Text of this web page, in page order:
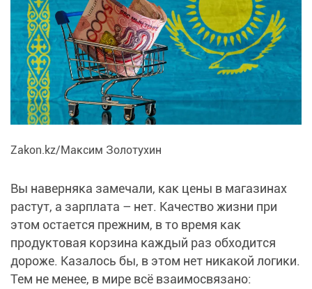
Zakon.kz/Максим Золотухин
Вы наверняка замечали, как цены в магазинах
растут, а зарплата – нет. Качество жизни при
этом остается прежним, в то время как
продуктовая корзина каждый раз обходится
дороже. Казалось бы, в этом нет никакой логики.
Тем не менее, в мире всё взаимосвязано: